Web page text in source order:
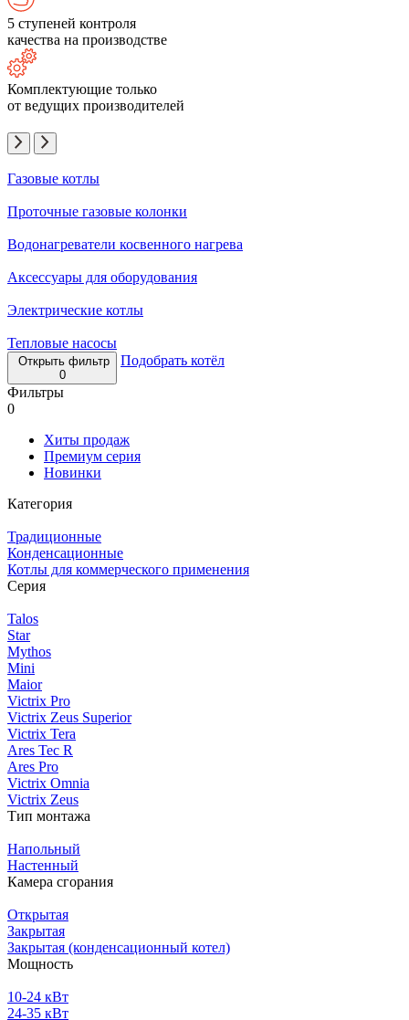
5 ступеней контроля
качества на производстве
Комплектующие только
от ведущих производителей
Газовые котлы
Проточные газовые колонки
Водонагреватели косвенного нагрева
Аксессуары для оборудования
Электрические котлы
Тепловые насосы
Открыть фильтр
0
Подобрать котёл
Фильтры
0
Хиты продаж
Премиум серия
Новинки
Категория
Традиционные
Конденсационные
Котлы для коммерческого применения
Серия
Talos
Star
Mythos
Mini
Maior
Victrix Pro
Victrix Zeus Superior
Victrix Tera
Ares Tec R
Ares Pro
Victrix Omnia
Victrix Zeus
Тип монтажа
Напольный
Настенный
Камера сгорания
Открытая
Закрытая
Закрытая (конденсационный котел)
Мощность
10-24 кВт
24-35 кВт